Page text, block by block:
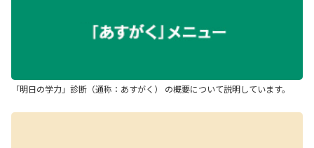
「明日の学力」診断（通称：あすがく） の概要について説明しています。